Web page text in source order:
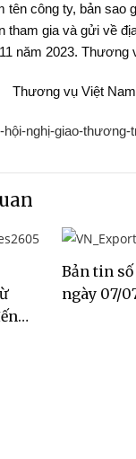
tên công ty, bản
tham gia và gửi về
năm 2023.
Nam tại
nghị-giao-thương-
Bản tin số
ngày 07/